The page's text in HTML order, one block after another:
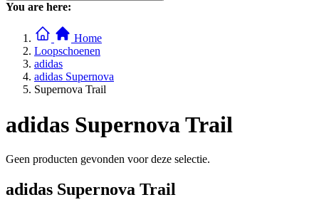
You are here:
Home
Loopschoenen
adidas
adidas Supernova
Supernova Trail
adidas Supernova Trail
Geen producten gevonden voor deze selectie.
adidas Supernova Trail